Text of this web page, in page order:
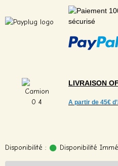
sécurisé
LIVRAISON
A partir de 45€
Disponibilité : Disponibilité